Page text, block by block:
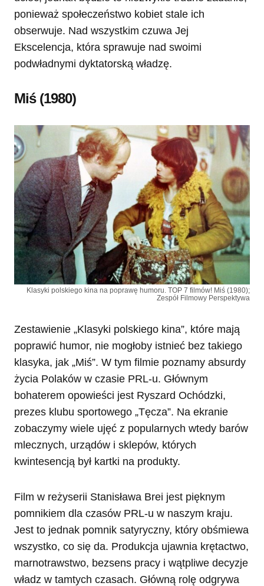
ponieważ społeczeństwo kobiet stale ich
obserwuje. Nad wszystkim czuwa Jej
Ekscelencja, która sprawuje nad swoimi
podwładnymi dyktatorską władzę.
Miś (1980)
Klasyki polskiego kina na poprawę humoru. TOP 7 filmów! Miś (1980);
Zespół Filmowy Perspektywa
Zestawienie „Klasyki polskiego kina”, które mają
poprawić humor, nie mogłoby istnieć bez takiego
klasyka, jak „Miś”. W tym filmie poznamy absurdy
życia Polaków w czasie PRL-u. Głównym
bohaterem opowieści jest Ryszard Ochódzki,
prezes klubu sportowego „Tęcza”. Na ekranie
zobaczymy wiele ujęć z popularnych wtedy barów
mlecznych, urządów i sklepów, których
kwintesencją był kartki na produkty.
Film w reżyserii Stanisława Brei jest pięknym
pomnikiem dla czasów PRL-u w naszym kraju.
Jest to jednak pomnik satyryczny, który obśmiewa
wszystko, co się da. Produkcja ujawnia krętactwo,
marnotrawstwo, bezsens pracy i wątpliwe decyzje
władz w tamtych czasach. Główną rolę odgrywa